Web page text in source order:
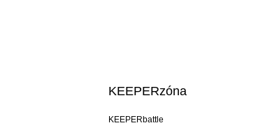
KEEPERzóna
KEEPERbattle